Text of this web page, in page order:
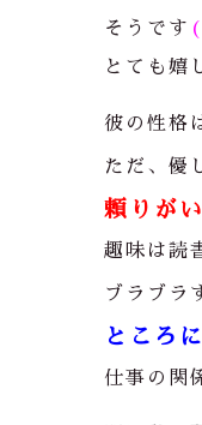
そうです
とても嬉
彼の性格
ただ、優
頼りが
趣味は読
ブラブラ
ところ
仕事の関